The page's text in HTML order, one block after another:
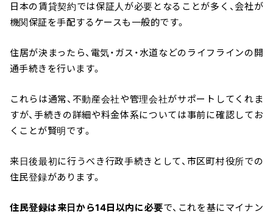
日本の賃貸契約では保証人が必要となることが多く、会社が
機関保証を手配するケースも一般的です。
住居が決まったら、電気・ガス・水道などのライフラインの開
通手続きを行います。
これらは通常、不動産会社や管理会社がサポートしてくれま
すが、手続きの詳細や料金体系については事前に確認してお
くことが賢明です。
来日後最初に行うべき行政手続きとして、市区町村役所での
住民登録があります。
住民登録は来日から14日以内に必要で、これを基にマイナン